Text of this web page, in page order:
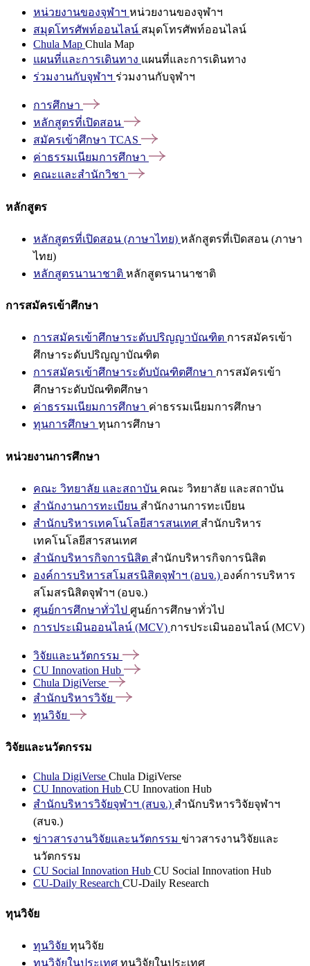
หน่วยงานของจุฬาฯ หน่วยงานของจุฬาฯ
สมุดโทรศัพท์ออนไลน์ สมุดโทรศัพท์ออนไลน์
Chula Map Chula Map
แผนที่และการเดินทาง แผนที่และการเดินทาง
ร่วมงานกับจุฬาฯ ร่วมงานกับจุฬาฯ
การศึกษา
หลักสูตรที่เปิดสอน
สมัครเข้าศึกษา TCAS
ค่าธรรมเนียมการศึกษา
คณะและสำนักวิชา
หลักสูตร
หลักสูตรที่เปิดสอน (ภาษาไทย) หลักสูตรที่เปิดสอน (ภาษา
ไทย)
หลักสูตรนานาชาติ หลักสูตรนานาชาติ
การสมัครเข้าศึกษา
การสมัครเข้าศึกษาระดับปริญญาบัณฑิต การสมัครเข้า
ศึกษาระดับปริญญาบัณฑิต
การสมัครเข้าศึกษาระดับบัณฑิตศึกษา การสมัครเข้า
ศึกษาระดับบัณฑิตศึกษา
ค่าธรรมเนียมการศึกษา ค่าธรรมเนียมการศึกษา
ทุนการศึกษา ทุนการศึกษา
หน่วยงานการศึกษา
คณะ วิทยาลัย และสถาบัน คณะ วิทยาลัย และสถาบัน
สำนักงานการทะเบียน สำนักงานการทะเบียน
สำนักบริหารเทคโนโลยีสารสนเทศ สำนักบริหาร
เทคโนโลยีสารสนเทศ
สำนักบริหารกิจการนิสิต สำนักบริหารกิจการนิสิต
องค์การบริหารสโมสรนิสิตจุฬาฯ (อบจ.) องค์การบริหาร
สโมสรนิสิตจุฬาฯ (อบจ.)
ศูนย์การศึกษาทั่วไป ศูนย์การศึกษาทั่วไป
การประเมินออนไลน์ (MCV) การประเมินออนไลน์ (MCV)
วิจัยและนวัตกรรม
CU Innovation Hub
Chula DigiVerse
สำนักบริหารวิจัย
ทุนวิจัย
วิจัยและนวัตกรรม
Chula DigiVerse Chula DigiVerse
CU Innovation Hub CU Innovation Hub
สำนักบริหารวิจัยจุฬาฯ (สบจ.) สำนักบริหารวิจัยจุฬาฯ
(สบจ.)
ข่าวสารงานวิจัยและนวัตกรรม ข่าวสารงานวิจัยและ
นวัตกรรม
CU Social Innovation Hub CU Social Innovation Hub
CU-Daily Research CU-Daily Research
ทุนวิจัย
ทุนวิจัย ทุนวิจัย
ทุนวิจัยในประเทศ ทุนวิจัยในประเทศ